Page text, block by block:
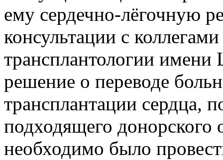
ему сердечно-лёгочную
консультации с
трансплантологии
решение о переводе
трансплантации сердца,
подходящего
необходимо было